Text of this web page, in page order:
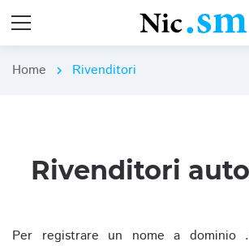
Home chevron_right Rivenditori
Rivenditori
Per registrare un nome a dominio